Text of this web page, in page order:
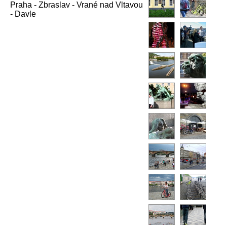
Praha - Zbraslav - Vrané nad Vltavou
- Davle